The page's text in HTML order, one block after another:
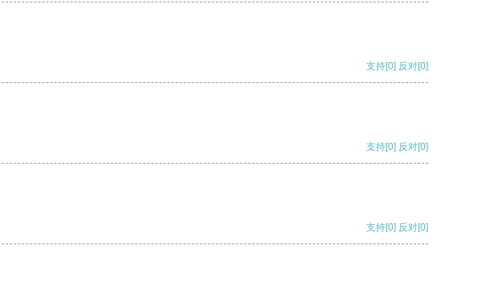
支持[0] 反对[0]
支持[0] 反对[0]
支持[0] 反对[0]